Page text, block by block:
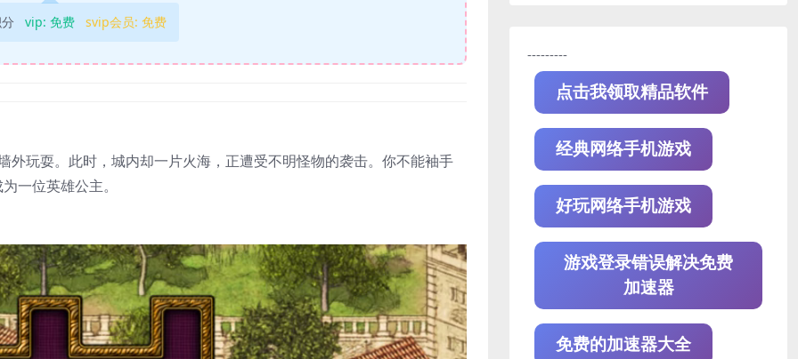
vip: 免费 svip会员: 免费
玩耍。此时，城内却一片火海，正遭受不明怪物的袭击。你不能袖手
一位英雄公主。
---------
点击我领取精品软件
经典网络手机游戏
好玩网络手机游戏
游戏登录错误解决免费
加速器
免费的加速器大全